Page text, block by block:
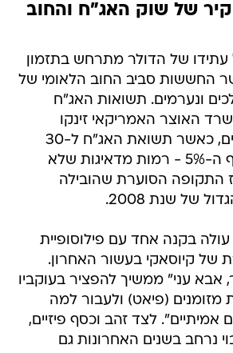
של שוק האג"ח והחוב
עתידו של הדולר מתרחש בתזמון
החששות סביב החוב הלאומי של
ונערמים. תשואות האג"ח
האוצר האמריקאי זינקו
בחודשים האחרונים, כאשר תשואת האג"ח ל-30
שנה חצתה את רף ה-5% - רמות מדאיגות שלא
התקופה הסוערת שהובילה
של שנת 2008.
בקנה אחד עם פילוסופיית
של קיוסאקי בעשור האחרון.
עני" ממשיך להפציר בעוקביו
(פיאט) ולעבור למה
אמיתיים". לצד זהב וכסף פיזיים,
נרחב בשנים האחרונות גם